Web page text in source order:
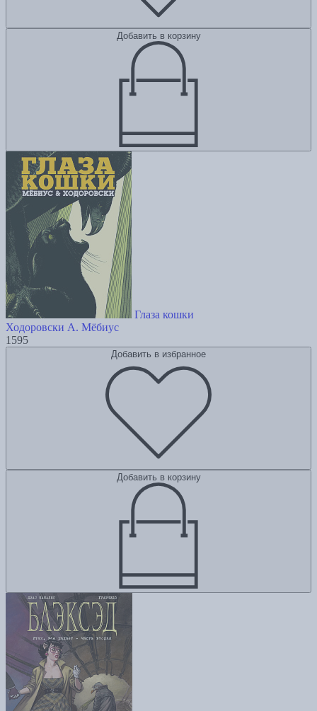
Добавить в корзину
Глаза кошки
Ходоровски А. Мёбиус
1595
Добавить в избранное
Добавить в корзину